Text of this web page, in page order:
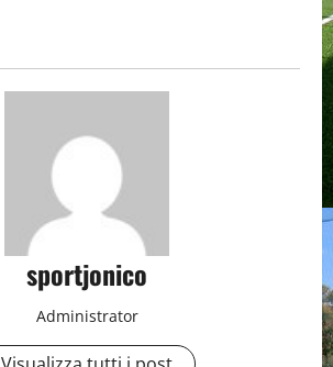
sportjonico
Administrator